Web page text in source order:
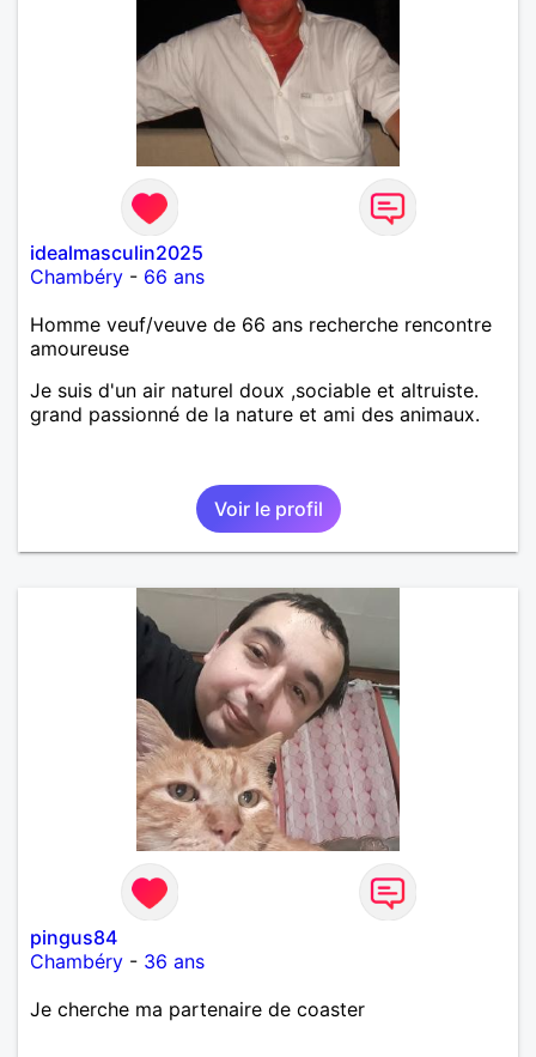
idealmasculin2025
Chambéry - 66 ans
Homme veuf/veuve de 66 ans recherche rencontre
amoureuse
Je suis d'un air naturel doux ,sociable et altruiste.
grand passionné de la nature et ami des animaux.
Voir le profil
pingus84
Chambéry - 36 ans
Je cherche ma partenaire de coaster